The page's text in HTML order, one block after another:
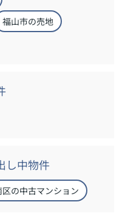
福山市の売地
し中物件
の中古マンション